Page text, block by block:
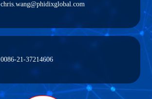
chris.wang@phidixglobal.com
0086-21-37214606